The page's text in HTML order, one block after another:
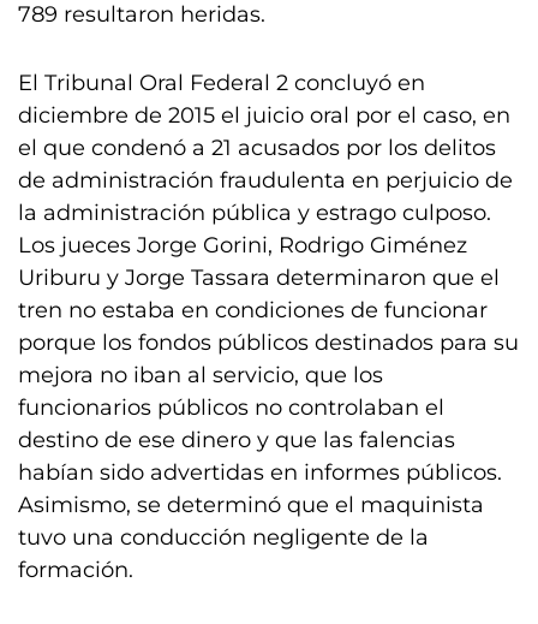
789 resultaron heridas.
El Tribunal Oral Federal 2 concluyó en
diciembre de 2015 el juicio oral por el caso, en
el que condenó a 21 acusados por los delitos
de administración fraudulenta en perjuicio de
la administración pública y estrago culposo.
Los jueces Jorge Gorini, Rodrigo Giménez
Uriburu y Jorge Tassara determinaron que el
tren no estaba en condiciones de funcionar
porque los fondos públicos destinados para su
mejora no iban al servicio, que los
funcionarios públicos no controlaban el
destino de ese dinero y que las falencias
habían sido advertidas en informes públicos.
Asimismo, se determinó que el maquinista
tuvo una conducción negligente de la
formación.